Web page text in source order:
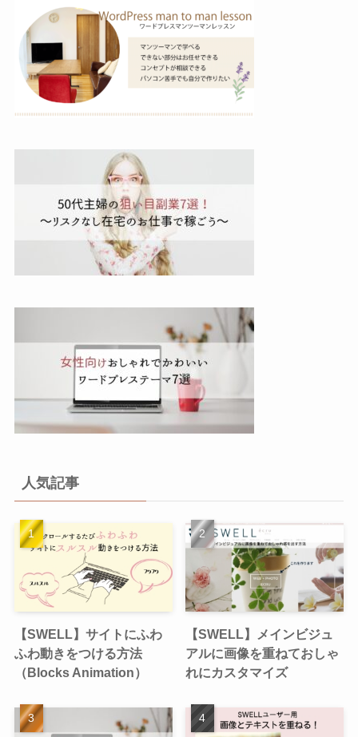
人気記事
【SWELL】サイトにふわ
ふわ動きをつける方法
（Blocks Animation）
【SWELL】メインビジュ
アルに画像を重ねておしゃ
れにカスタマイズ